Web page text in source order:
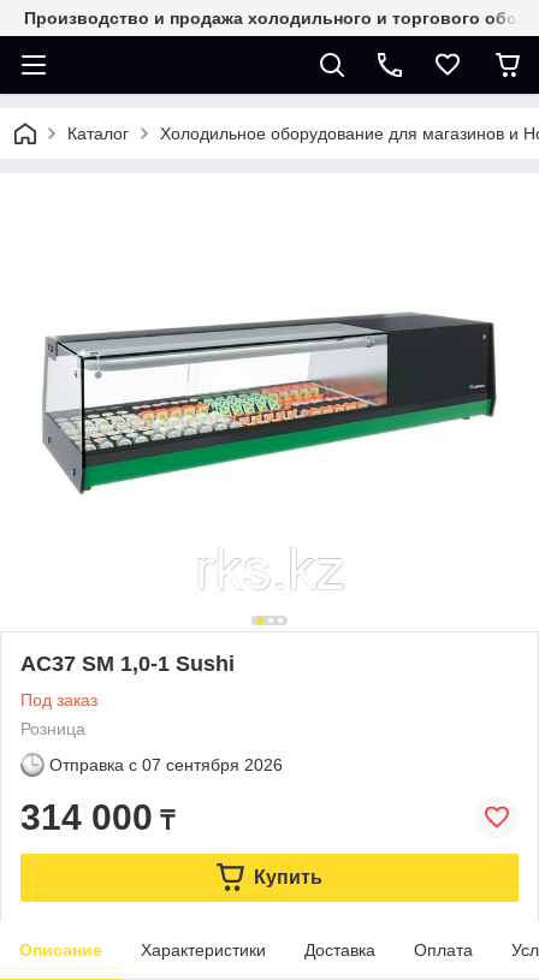
Производство и продажа холодильного и торгового
Каталог Холодильное оборудование для магазинов и
AC37 SM 1,0-1 Sushi
Под заказ
Розница
Отправка с 07 сентября 2026
314 000 ₸
Купить
Описание Характеристики Доставка Оплата